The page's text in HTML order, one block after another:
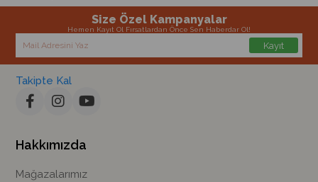
Size Özel Kampanyalar
Hemen Kayıt Ol Fırsatlardan Önce Sen Haberdar Ol!
Kayıt
Takipte Kal
Hakkımızda
Mağazalarımız